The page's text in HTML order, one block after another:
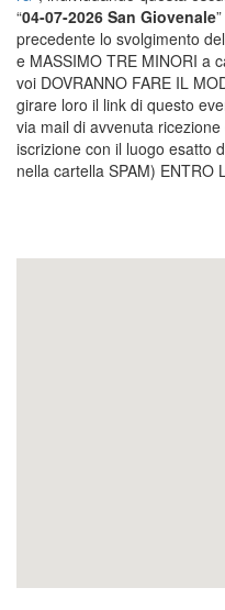
“04-07-2026 San Giovenale
precedente lo svolgimento
e MASSIMO TRE MINORI a
voi DOVRANNO FARE IL
girare loro il link di questo
via mail di avvenuta
iscrizione con il luogo esatto
nella cartella SPAM) ENTRO